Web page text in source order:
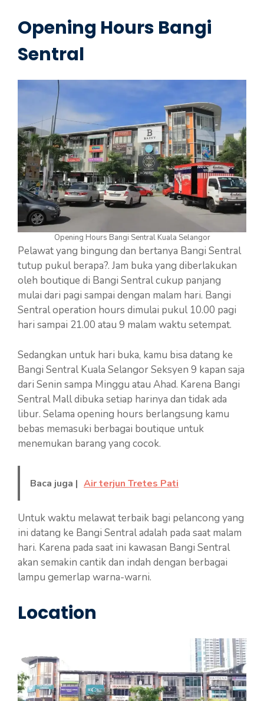
Opening Hours Bangi
Sentral
Opening Hours Bangi Sentral Kuala Selangor
Pelawat yang bingung dan bertanya Bangi Sentral
tutup pukul berapa?. Jam buka yang diberlakukan
oleh boutique di Bangi Sentral cukup panjang
mulai dari pagi sampai dengan malam hari. Bangi
Sentral operation hours dimulai pukul 10.00 pagi
hari sampai 21.00 atau 9 malam waktu setempat.
Sedangkan untuk hari buka, kamu bisa datang ke
Bangi Sentral Kuala Selangor Seksyen 9 kapan saja
dari Senin sampa Minggu atau Ahad. Karena Bangi
Sentral Mall dibuka setiap harinya dan tidak ada
libur. Selama opening hours berlangsung kamu
bebas memasuki berbagai boutique untuk
menemukan barang yang cocok.
Baca juga | Air terjun Tretes Pati
Untuk waktu melawat terbaik bagi pelancong yang
ini datang ke Bangi Sentral adalah pada saat malam
hari. Karena pada saat ini kawasan Bangi Sentral
akan semakin cantik dan indah dengan berbagai
lampu gemerlap warna-warni.
Location